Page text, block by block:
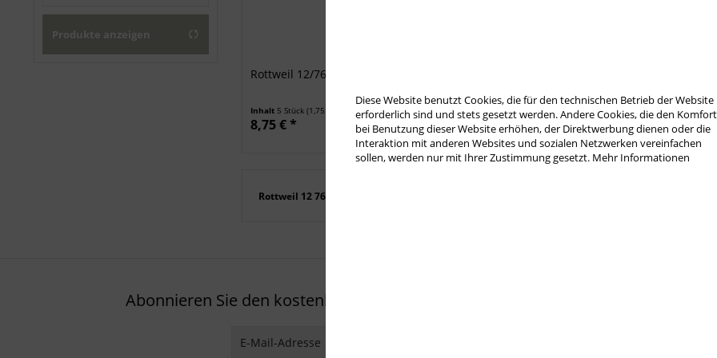
Rottweil
Produkte anzeigen
Rottweil 12/76 Exact Magnum 32g.
Inhalt 5 Stück(1,75 € * / 1 Stück)
8,75 € *
Rottweil 12 76
Abonnieren Sie den kostenlosen Newsletter und verpassen Sie keine Neuigkeit
Diese Website benutzt Cookies, die für den technischen Betrieb der Website
erforderlich sind und stets gesetzt werden. Andere Cookies, die den Komfort
bei Benutzung dieser Website erhöhen, der Direktwerbung dienen oder die
Interaktion mit anderen Websites und sozialen Netzwerken vereinfachen
sollen, werden nur mit Ihrer Zustimmung gesetzt. Mehr Informationen